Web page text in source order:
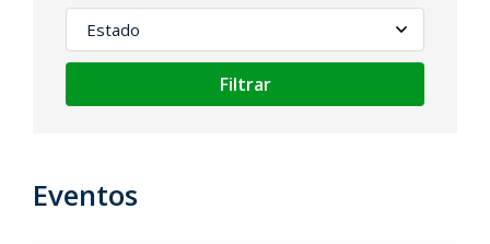
Filtrar
Eventos